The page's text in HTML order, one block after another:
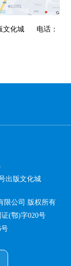
文化城 电话：
出版文化城
限公司 版权所有
(鄂)字020号
号